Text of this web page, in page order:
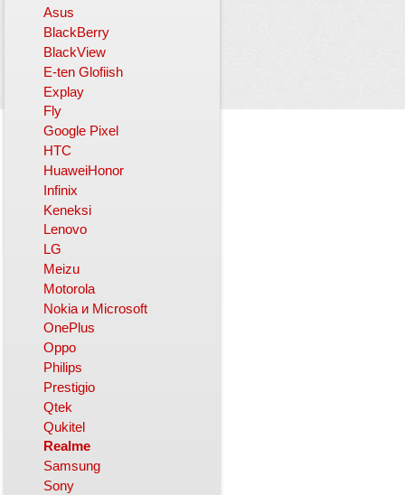
Asus
BlackBerry
BlackView
E-ten Glofiish
Explay
Fly
Google Pixel
HTC
HuaweiHonor
Infinix
Keneksi
Lenovo
LG
Meizu
Motorola
Nokia и Microsoft
OnePlus
Oppo
Philips
Prestigio
Qtek
Qukitel
Realme
Samsung
Sony